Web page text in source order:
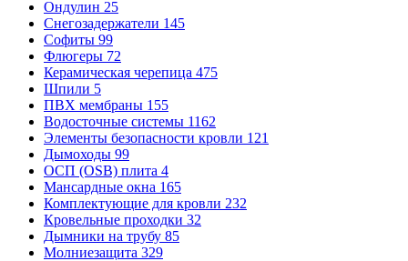
Ондулин 25
Снегозадержатели 145
Софиты 99
Флюгеры 72
Керамическая черепица 475
Шпили 5
ПВХ мембраны 155
Водосточные системы 1162
Элементы безопасности кровли 121
Дымоходы 99
ОСП (OSB) плита 4
Мансардные окна 165
Комплектующие для кровли 232
Кровельные проходки 32
Дымники на трубу 85
Молниезащита 329